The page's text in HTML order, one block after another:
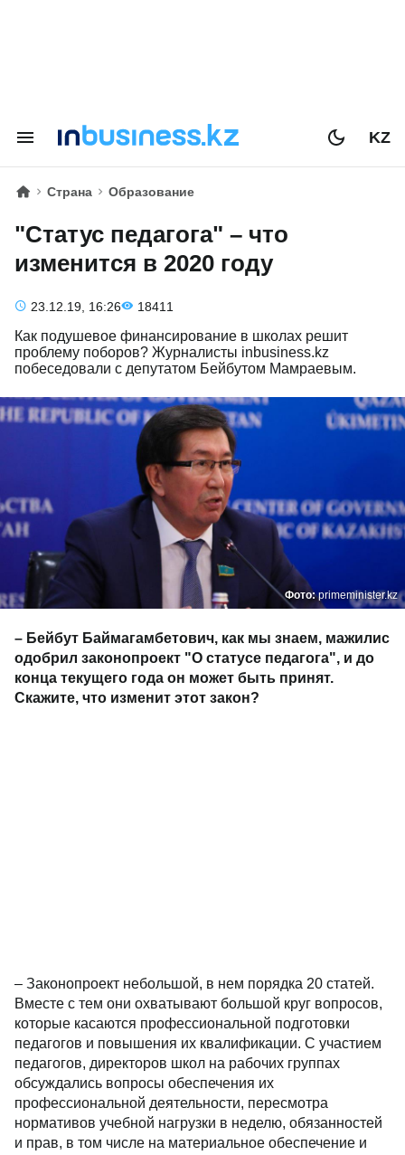
KZ
Страна Образование
"Статус педагога" – что
изменится в 2020 году
23.12.19, 16:26 18411
Как подушевое финансирование в школах решит
проблему поборов? Журналисты inbusinеss.kz
побеседовали с депутатом Бейбутом Мамраевым.
Фото:primeminister.kz
– Бейбут Баймагамбетович, как мы знаем, мажилис
одобрил законопроект "О статусе педагога", и до
конца текущего года он может быть принят.
Скажите, что изменит этот закон?
– Законопроект небольшой, в нем порядка 20 статей.
Вместе с тем они охватывают большой круг вопросов,
которые касаются профессиональной подготовки
педагогов и повышения их квалификации. С участием
педагогов, директоров школ на рабочих группах
обсуждались вопросы обеспечения их
профессиональной деятельности, пересмотра
нормативов учебной нагрузки в неделю, обязанностей
и прав, в том числе на материальное обеспечение и